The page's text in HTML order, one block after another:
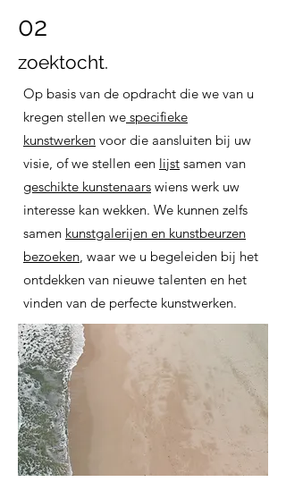
02
zoektocht.
Op basis van de opdracht die we van u
kregen stellen we specifieke
kunstwerken voor die aansluiten bij uw
visie, of we stellen een lijst samen van
geschikte kunstenaars wiens werk uw
interesse kan wekken. We kunnen zelfs
samen kunstgalerijen en kunstbeurzen
bezoeken, waar we u begeleiden bij het
ontdekken van nieuwe talenten en het
vinden van de perfecte kunstwerken.